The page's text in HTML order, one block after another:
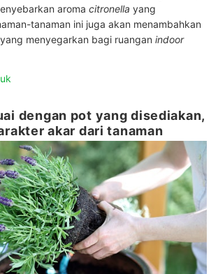
aroma citronella yang
tanaman ini juga akan menambahkan
menyegarkan bagi ruangan indoor
dengan pot yang disediakan,
akar dari tanaman